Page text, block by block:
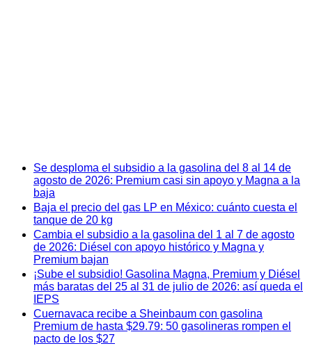
Se desploma el subsidio a la gasolina del 8 al 14 de
agosto de 2026: Premium casi sin apoyo y Magna a la
baja
Baja el precio del gas LP en México: cuánto cuesta el
tanque de 20 kg
Cambia el subsidio a la gasolina del 1 al 7 de agosto
de 2026: Diésel con apoyo histórico y Magna y
Premium bajan
¡Sube el subsidio! Gasolina Magna, Premium y Diésel
más baratas del 25 al 31 de julio de 2026: así queda el
IEPS
Cuernavaca recibe a Sheinbaum con gasolina
Premium de hasta $29.79: 50 gasolineras rompen el
pacto de los $27